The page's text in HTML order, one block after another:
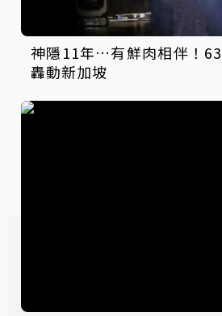
神隱11年…有鮮肉相伴！
轟動新加坡